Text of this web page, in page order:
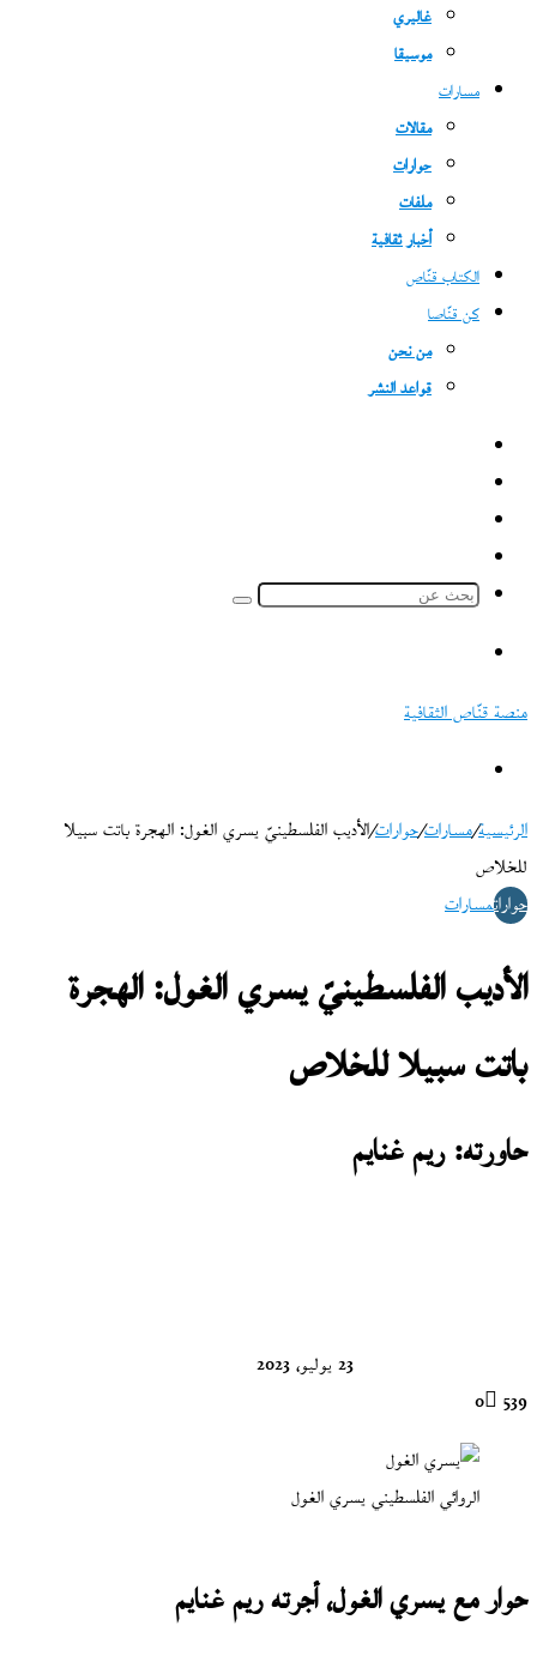
غاليري
موسيقا
مسارات
مقالات
حوارات
ملفات
أخبار ثقافية
الكتاب قنّاص
كن قنّاصا
من نحن
قواعد النشر
الموقع
منصة قنّاص الثقافية
الرئيسية/مسارات/حوارات/الأديب الفلسطينيّ يسري الغول: الهجرة باتت سبيلا
للخلاص
حواراتمسارات
الأديب الفلسطينيّ يسري الغول: الهجرة
باتت سبيلا للخلاص
حاورته: ريم غنايم
23 يوليو، 2023
0 539
الروائي الفلسطيني يسري الغول
حوار مع يسري الغول، أجرته ريم غنايم